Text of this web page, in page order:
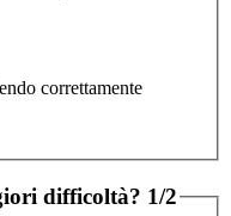
correttamente
difficoltà? 1/2